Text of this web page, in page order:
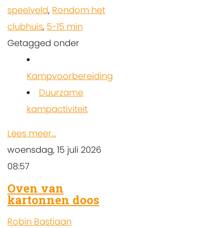
speelveld, Rondom het
clubhuis, 5-15 min
Getagged onder
Kampvoorbereiding
Duurzame
kampactiviteit
Lees meer...
woensdag, 15 juli 2026
08:57
Oven van
kartonnen doos
Robin Bastiaan